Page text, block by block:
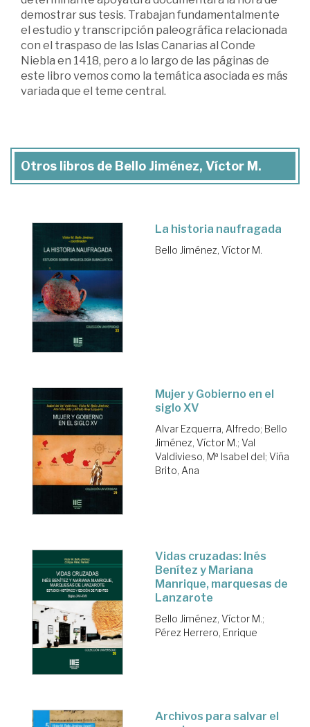
demostrar sus tesis. Trabajan fundamentalmente
el estudio y transcripción paleográfica relacionada
con el traspaso de las Islas Canarias al Conde
Niebla en 1418, pero a lo largo de las páginas de
este libro vemos como la temática asociada es más
variada que el teme central.
Otros libros de Bello Jiménez, Víctor M.
La historia naufragada
Bello Jiménez, Víctor M.
Mujer y Gobierno en el
siglo XV
Alvar Ezquerra, Alfredo; Bello
Jiménez, Víctor M.; Val
Valdivieso, Mª Isabel del; Viña
Brito, Ana
Vidas cruzadas: Inés
Benítez y Mariana
Manrique, marquesas de
Lanzarote
Bello Jiménez, Víctor M.;
Pérez Herrero, Enrique
Archivos para salvar el